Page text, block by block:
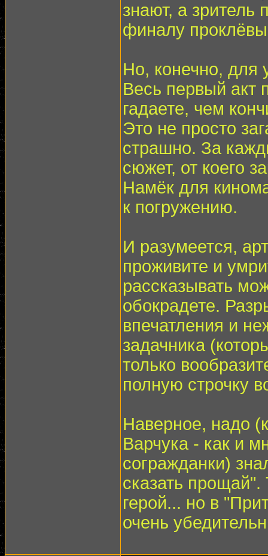
знают, а зритель
финалу
Но, конечно, для
Весь первый акт
гадаете, чем
Это не просто
страшно. За
сюжет, от коего
Намёк для
к погружению.
И разумеется,
проживите и
рассказывать
обокрадете.
впечатления и
задачника
только
полную строчку
Наверное, надо
Варчука - как и
согражданки)
сказать прощай".
герой... но в
очень